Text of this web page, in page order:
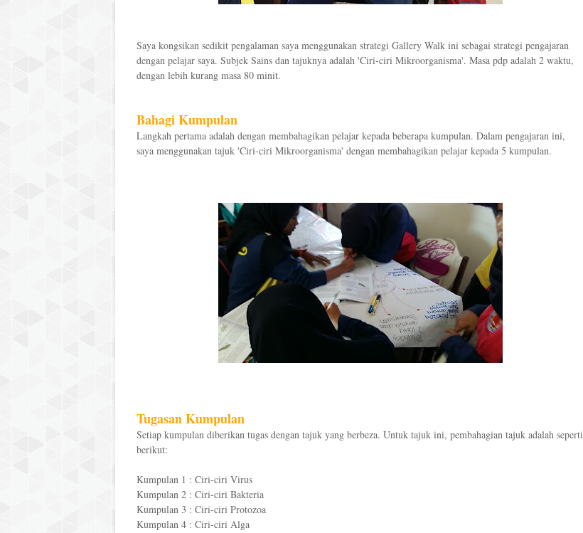
Saya kongsikan sedikit pengalaman saya menggunakan strategi Gallery Walk ini sebagai strategi pengajaran
dengan pelajar saya. Subjek Sains dan tajuknya adalah 'Ciri-ciri Mikroorganisma'. Masa pdp adalah 2 waktu,
dengan lebih kurang masa 80 minit.
Bahagi Kumpulan
Langkah pertama adalah dengan membahagikan pelajar kepada beberapa kumpulan. Dalam pengajaran ini,
saya menggunakan tajuk 'Ciri-ciri Mikroorganisma' dengan membahagikan pelajar kepada 5 kumpulan.
Tugasan Kumpulan
Setiap kumpulan diberikan tugas dengan tajuk yang berbeza. Untuk tajuk ini, pembahagian tajuk adalah seperti
berikut:
Kumpulan 1 : Ciri-ciri Virus
Kumpulan 2 : Ciri-ciri Bakteria
Kumpulan 3 : Ciri-ciri Protozoa
Kumpulan 4 : Ciri-ciri Alga